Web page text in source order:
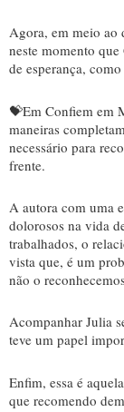
Agora, em meio ao
neste momento
de esperança,
💝Em Confiem em
maneiras
necessário para
frente.
A autora com uma
dolorosos na vida
trabalhados, o
vista que, é um
não o
Acompanhar Julia
teve um papel
Enfim, essa é
que recomendo